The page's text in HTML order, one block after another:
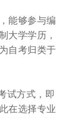
能够参与编
大学学历，
自考归类于
试方式，即
在选择专业